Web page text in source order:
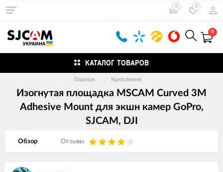
0 0
0
КАТАЛОГ ТОВАРОВ
Главная Крепления
Изогнутая площадка MSCAM Curved 3M
Adhesive Mount для экшн камер GoPro,
SJCAM, DJI
Обзор Отзывы